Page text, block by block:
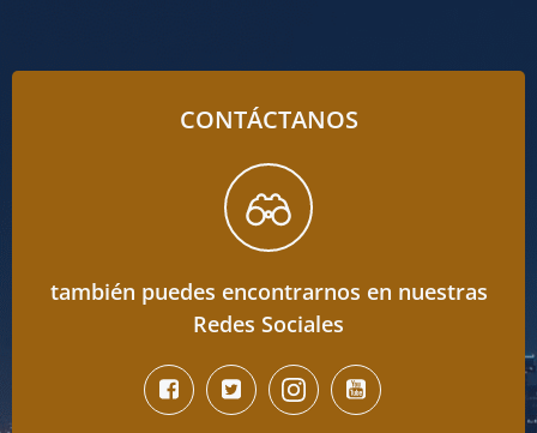
CONTÁCTANOS
también puedes encontrarnos en nuestras
Redes Sociales